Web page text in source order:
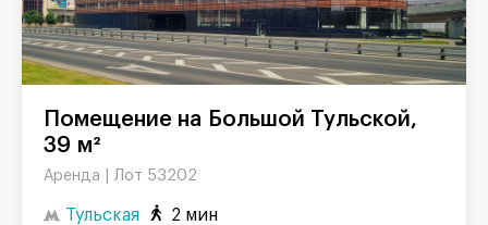
39 м²
Аренда | Лот 53202
Тульская 2 мин